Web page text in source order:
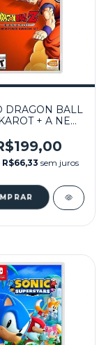
DRAGON BALL
+ A NEW
SEMINOVO –
SWITCH
R$66,33 sem juros